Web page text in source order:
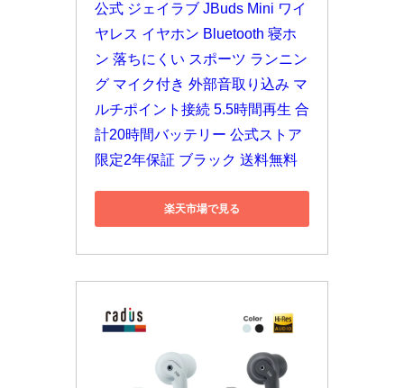
公式 ジェイラブ JBuds Mini ワイ
ヤレス イヤホン Bluetooth 寝ホ
ン 落ちにくい スポーツ ランニン
グ マイク付き 外部音取り込み マ
ルチポイント接続 5.5時間再生 合
計20時間バッテリー 公式ストア
限定2年保証 ブラック 送料無料
楽天市場で見る